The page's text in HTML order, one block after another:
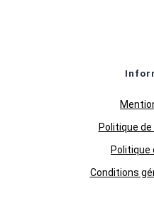
Politique
Politique
Conditions